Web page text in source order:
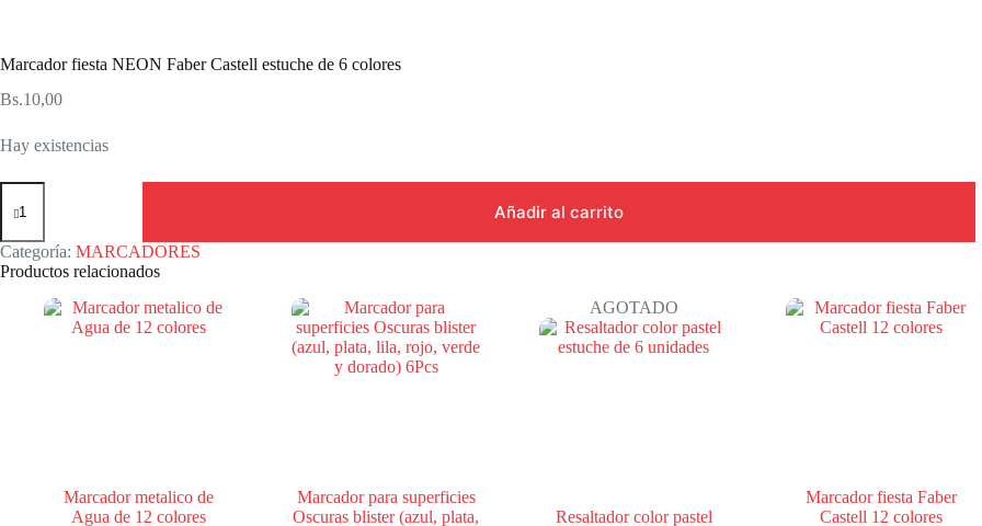
Marcador fiesta NEON Faber Castell estuche de 6 colores
Bs.10,00
Hay existencias
Marcador
fiesta
Faber
Castell
estuche
Añadir al carrito
Categoría: MARCADORES
Productos relacionados
Marcador metalico de
Agua de 12 colores
Marcador para superficies
Oscuras blister (azul, plata,
AGOTADO
Resaltador color pastel
Marcador fiesta Faber
Castell 12 colores